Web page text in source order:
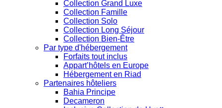
Collection Grand Luxe
Collection Famille
Collection Solo
Collection Long Séjour
Collection Bien-Être
Par type d'hébergement
Forfaits tout inclus
Appart’hôtels en Europe
Hébergement en Riad
Partenaires hôteliers
Bahia Principe
Decameron